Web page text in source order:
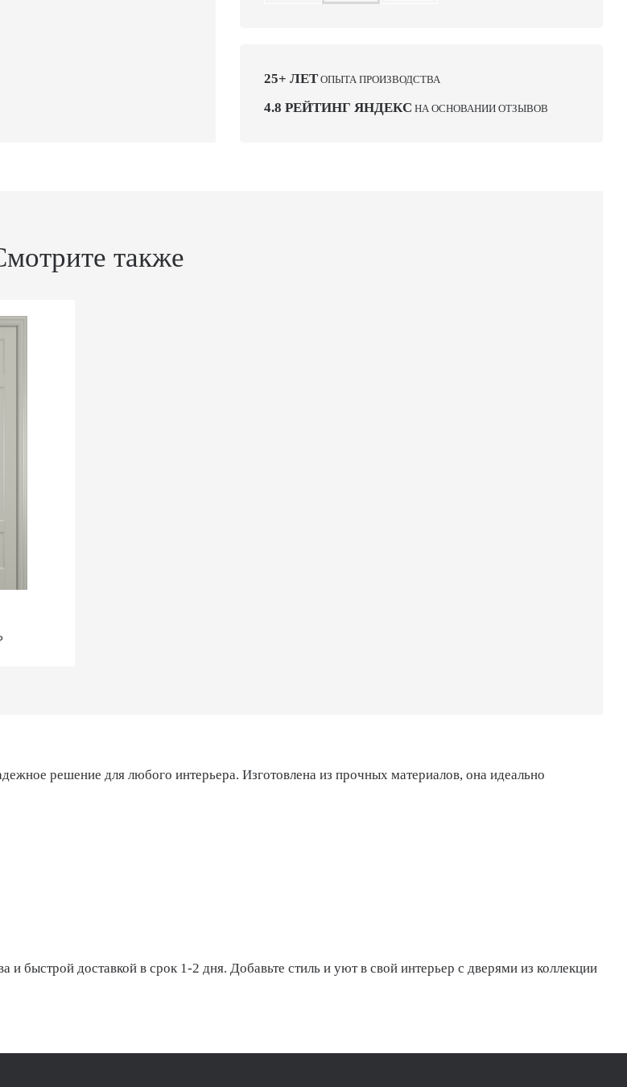
25+ ЛЕТОПЫТА ПРОИЗВОДСТВА
4.8 РЕЙТИНГ ЯНДЕКС НА ОСНОВАНИИ ОТЗЫВОВ
также
решение для любого интерьера. Изготовлена из прочных материалов, она идеально
быстрой доставкой в срок 1-2 дня. Добавьте стиль и уют в свой интерьер с дверями из коллекции